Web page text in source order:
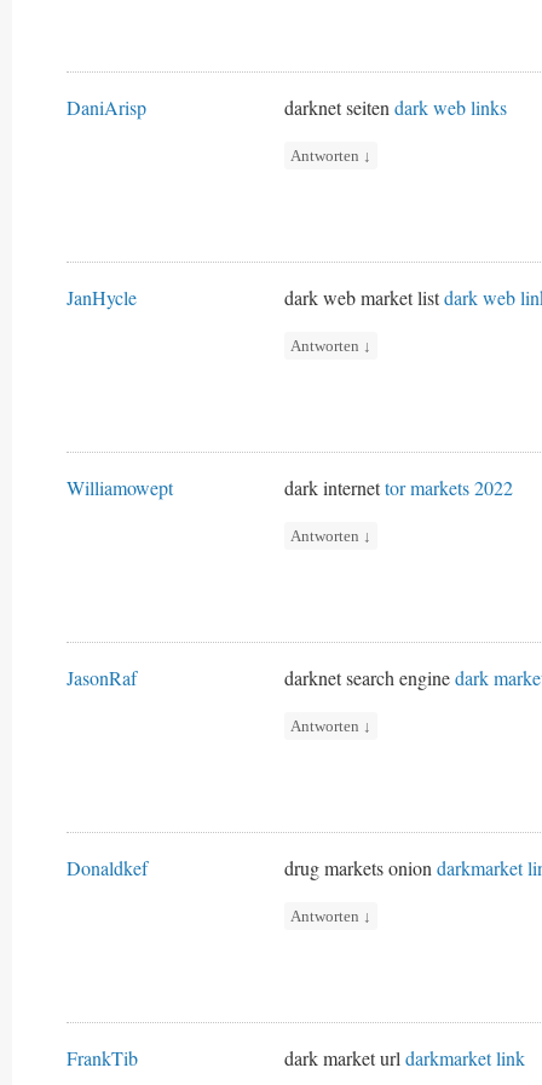
DaniArisp darknet seitendark web links
Antworten ↓
JanHycle dark web market listdark web
Antworten ↓
Williamowept dark internettor markets 2022
Antworten ↓
JasonRaf darknet search enginedark
Antworten ↓
Donaldkef drug markets oniondarkmarket
Antworten ↓
FrankTib dark market urldarkmarket link